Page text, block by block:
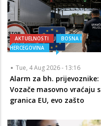
AKTUELNOSTI
BOSNA I
HERCEGOVINA
Tue, 4 Aug 2026 - 13:16
Alarm za bh. prijevoznike:
Vozače masovno vraćaju s
granica EU, evo zašto